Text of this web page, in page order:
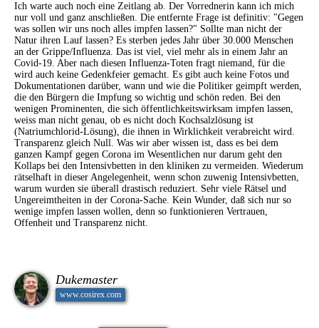
Ich warte auch noch eine Zeitlang ab. Der Vorrednerin kann ich mich
nur voll und ganz anschließen. Die entfernte Frage ist definitiv: "Gegen
was sollen wir uns noch alles impfen lassen?" Sollte man nicht der
Natur ihren Lauf lassen? Es sterben jedes Jahr über 30.000 Menschen
an der Grippe/Influenza. Das ist viel, viel mehr als in einem Jahr an
Covid-19. Aber nach diesen Influenza-Toten fragt niemand, für die
wird auch keine Gedenkfeier gemacht. Es gibt auch keine Fotos und
Dokumentationen darüber, wann und wie die Politiker geimpft werden,
die den Bürgern die Impfung so wichtig und schön reden. Bei den
wenigen Prominenten, die sich öffentlichkeitswirksam impfen lassen,
weiss man nicht genau, ob es nicht doch Kochsalzlösung ist
(Natriumchlorid-Lösung), die ihnen in Wirklichkeit verabreicht wird.
Transparenz gleich Null. Was wir aber wissen ist, dass es bei dem
ganzen Kampf gegen Corona im Wesentlichen nur darum geht den
Kollaps bei den Intensivbetten in den kliniken zu vermeiden. Wiederum
rätselhaft in dieser Angelegenheit, wenn schon zuwenig Intensivbetten,
warum wurden sie überall drastisch reduziert. Sehr viele Rätsel und
Ungereimtheiten in der Corona-Sache. Kein Wunder, daß sich nur so
wenige impfen lassen wollen, denn so funktionieren Vertrauen,
Offenheit und Transparenz nicht.
Dukemaster
www.cosirex.com